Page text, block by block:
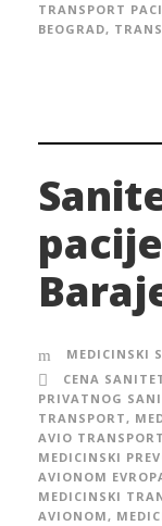
TRANSPORT
BEOGRAD,
MEDICINSKI
CENA
PRIVATNOG
TRANSPORT,
AVIO
MEDICINSKI
AVIONOM
MEDICINSKI
AVIONOM,